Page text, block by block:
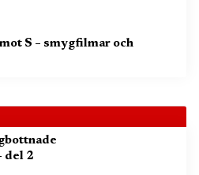
S – smygfilmar och
del 2